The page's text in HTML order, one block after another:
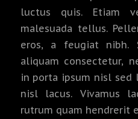
luctus quis. Etiam
malesuada tellus.
eros, a feugiat nibh.
aliquam consectetur,
in porta ipsum nisl sed
nisl lacus. Vivamus
rutrum quam hendrerit